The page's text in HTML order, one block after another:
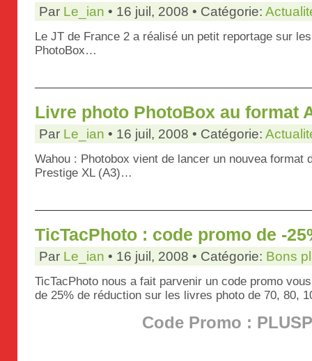
Par Le_ian • 16 juil, 2008 • Catégorie:
Le JT de France 2 a réalisé un petit reportage sur
PhotoBox…
Livre photo PhotoBox au format
Par Le_ian • 16 juil, 2008 • Catégorie:
Wahou : Photobox vient de lancer un nouvea format
Prestige XL (A3)…
TicTacPhoto : code promo de -
Par Le_ian • 16 juil, 2008 • Catégorie: Bons
TicTacPhoto nous a fait parvenir un code promo
de 25% de réduction sur les livres photo de 70, 80,
Code Promo :